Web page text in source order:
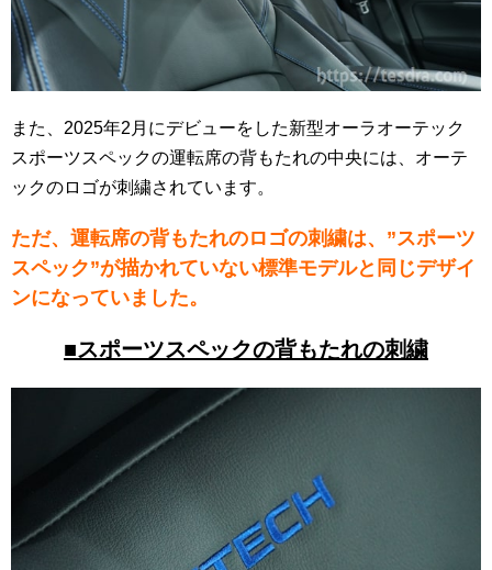
また、2025年2月にデビューをした新型オーラオーテック
スポーツスペックの運転席の背もたれの中央には、オーテ
ックのロゴが刺繍されています。
ただ、運転席の背もたれのロゴの刺繍は、”スポーツ
スペック”が描かれていない標準モデルと同じデザイ
ンになっていました。
■スポーツスペックの背もたれの刺繍